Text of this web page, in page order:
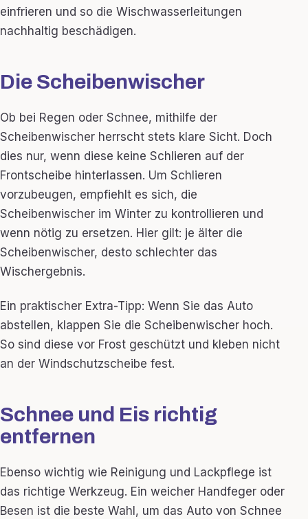
einfrieren und so die Wischwasserleitungen
nachhaltig beschädigen.
Die Scheibenwischer
Ob bei Regen oder Schnee, mithilfe der
Scheibenwischer herrscht stets klare Sicht. Doch
dies nur, wenn diese keine Schlieren auf der
Frontscheibe hinterlassen. Um Schlieren
vorzubeugen, empfiehlt es sich, die
Scheibenwischer im Winter zu kontrollieren und
wenn nötig zu ersetzen. Hier gilt: je älter die
Scheibenwischer, desto schlechter das
Wischergebnis.
Ein praktischer Extra-Tipp: Wenn Sie das Auto
abstellen, klappen Sie die Scheibenwischer hoch.
So sind diese vor Frost geschützt und kleben nicht
an der Windschutzscheibe fest.
Schnee und Eis richtig
entfernen
Ebenso wichtig wie Reinigung und Lackpflege ist
das richtige Werkzeug. Ein weicher Handfeger oder
Besen ist die beste Wahl, um das Auto von Schnee